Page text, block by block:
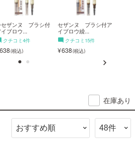
録
ザンヌ ブラシ付
イブロウ...
クチコミ4件
638
セザンヌ ブラシ付ア
イブロウ繰...
クチコミ15件
638
在庫あり